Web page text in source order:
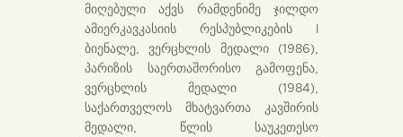
მიღებული აქვს რამდენიმე ჯილდო
ამიერკავკასიის რესპუბლიკების I
ბიენალე, ვერცხლის მედალი (1986),
პარიზის საერთაშორისო გამოფენა,
ვერცხლის მედალი (1984),
საქართველოს მხატვართა კავშირის
მედალი, წლის საუკეთესო